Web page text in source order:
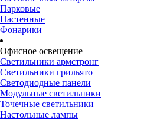
Парковые
Настенные
Фонарики
Офисное освещение
Светильники армстронг
Светильники грильято
Светодиодные панели
Модульные светильники
Точечные светильники
Настольные лампы